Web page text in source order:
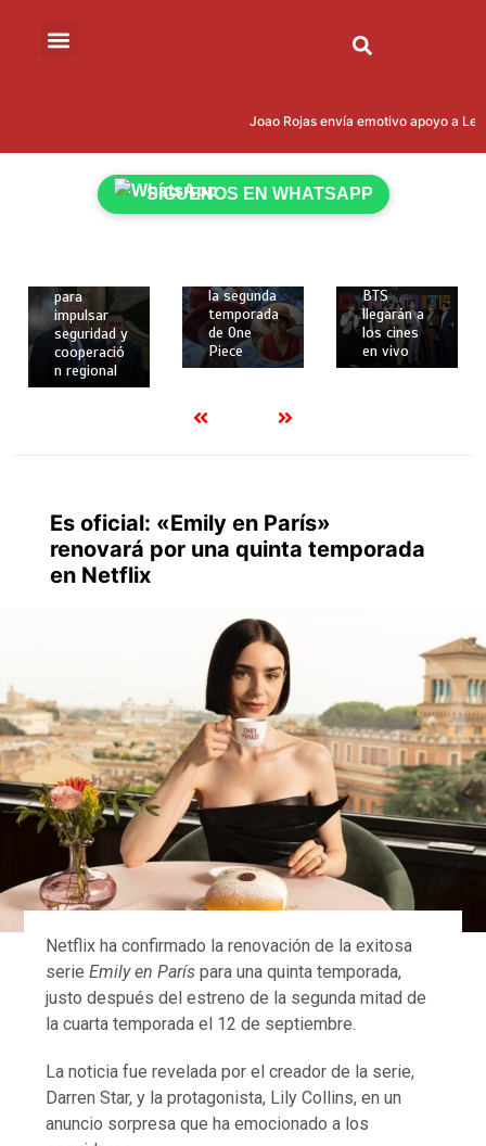
Joao Rojas envía emotivo apoyo a
SÍGUENOS EN WHATSAPP
2 mins
Donald
reúne en
Miami a 12
para
impulsar
seguridad y
cooperació
n regional
2 mins
Netflix
revela
nuevos
la segunda
temporada
de One
Piece
febrero de
2026
2 mins
Los dos
primeros
BTS
llegarán a
los cines
en vivo
Es oficial: «Emily en París»
renovará por una quinta temporada
en Netflix
Netflix ha confirmado la renovación de la exitosa
serieEmily en París para una quinta temporada,
justo después del estreno de la segunda mitad de
la cuarta temporada el 12 de septiembre.
La noticia fue revelada por el creador de la serie,
Darren Star, y la protagonista, Lily Collins, en un
anuncio sorpresa que ha emocionado a los